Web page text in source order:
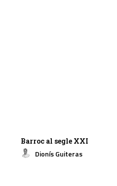
Barroc al segle XXI
Dionís Guiteras